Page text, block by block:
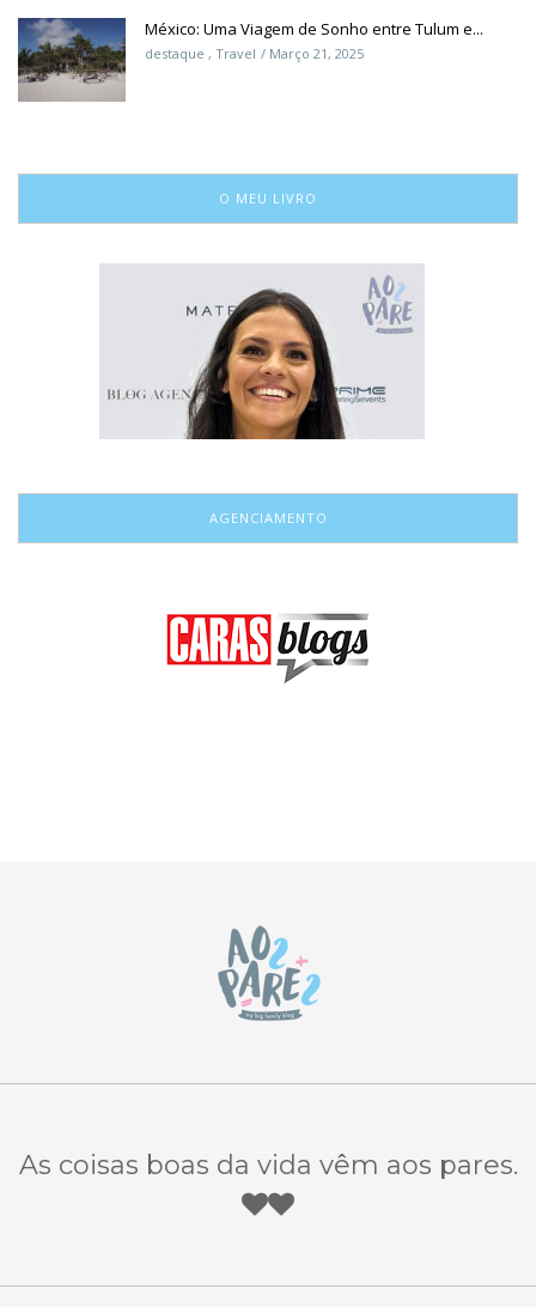
México: Uma Viagem de Sonho entre Tulum e...
destaque , Travel Março 21, 2025
O MEU LIVRO
AGENCIAMENTO
As coisas boas da vida vêm aos pares.